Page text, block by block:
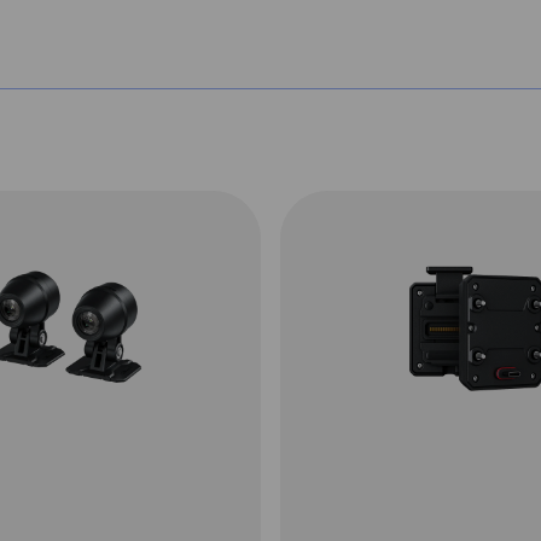
je meldingen. Het systeem is uit
en dode hoek detectie. De Chigee
bevestiging. Deze is eventueel te
makkelijk van je motor kunt halen.